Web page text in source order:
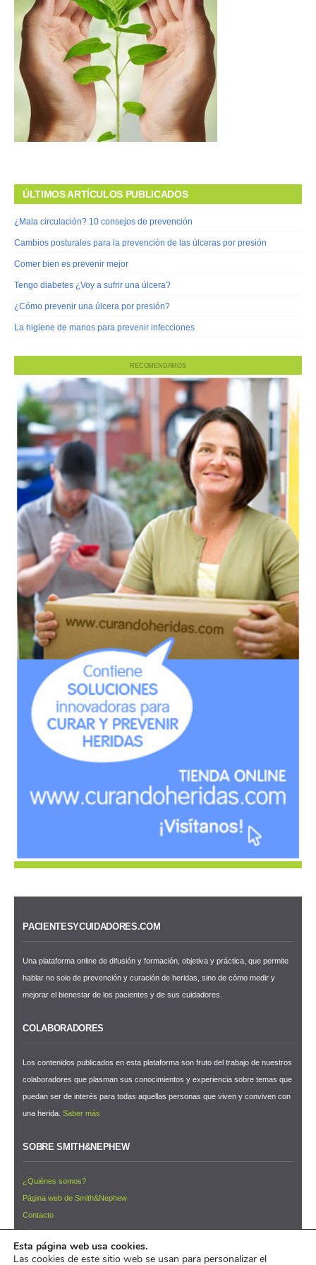
ÚLTIMOS ARTÍCULOS PUBLICADOS
¿Mala circulación? 10 consejos de prevención
Cambios posturales para la prevención de las úlceras por presión
Comer bien es prevenir mejor
Tengo diabetes ¿Voy a sufrir una úlcera?
¿Cómo prevenir una úlcera por presión?
La higiene de manos para prevenir infecciones
RECOMENDAMOS
PACIENTESYCUIDADORES.COM
Una plataforma online de difusión y formación, objetiva y práctica, que permite
hablar no solo de prevención y curación de heridas, sino de cómo medir y
mejorar el bienestar de los pacientes y de sus cuidadores.
COLABORADORES
Los contenidos publicados en esta plataforma son fruto del trabajo de nuestros
colaboradores que plasman sus conocimientos y experiencia sobre temas que
puedan ser de interés para todas aquellas personas que viven y conviven con
una herida.Saber más
SOBRE SMITH&NEPHEW
¿Quiénes somos?
Página web de Smith&Nephew
Contacto
Términos y condiciones de uso
NEWSLETTER ¡Suscríbete ahora!
Esta página web usa cookies.
Las cookies de este sitio web se usan para personalizar el